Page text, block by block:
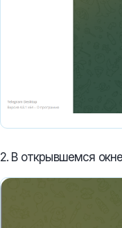
2. В открывшемся